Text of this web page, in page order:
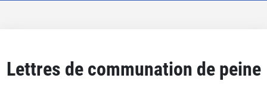
Lettres de communation de peine